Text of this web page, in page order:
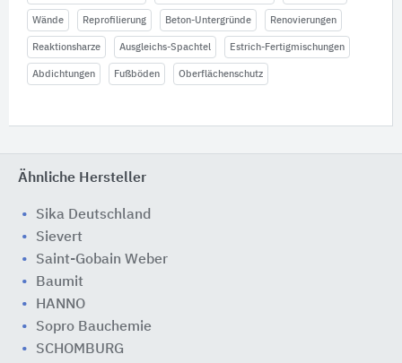
Wände Reprofilierung Beton-Untergründe Renovierungen
Reaktionsharze Ausgleichs-Spachtel Estrich-Fertigmischungen
Abdichtungen Fußböden Oberflächenschutz
Ähnliche Hersteller
Sika Deutschland
Sievert
Saint-Gobain Weber
Baumit
HANNO
Sopro Bauchemie
SCHOMBURG